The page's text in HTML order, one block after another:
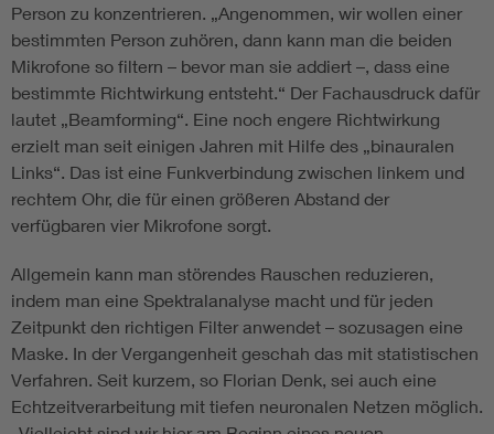
Person zu konzentrieren. „Angenommen, wir wollen einer
bestimmten Person zuhören, dann kann man die beiden
Mikrofone so filtern – bevor man sie addiert –, dass eine
bestimmte Richtwirkung entsteht.“ Der Fachausdruck dafür
lautet „Beamforming“. Eine noch engere Richtwirkung
erzielt man seit einigen Jahren mit Hilfe des „binauralen
Links“. Das ist eine Funkverbindung zwischen linkem und
rechtem Ohr, die für einen größeren Abstand der
verfügbaren vier Mikrofone sorgt.
Allgemein kann man störendes Rauschen reduzieren,
indem man eine Spektralanalyse macht und für jeden
Zeitpunkt den richtigen Filter anwendet – sozusagen eine
Maske. In der Vergangenheit geschah das mit statistischen
Verfahren. Seit kurzem, so Florian Denk, sei auch eine
Echtzeitverarbeitung mit tiefen neuronalen Netzen möglich.